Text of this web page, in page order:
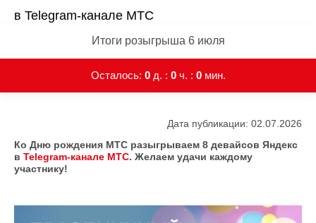
в Telegram-канале МТС
Итоги розыгрыша 6 июля
Осталось: 0д. : 0ч. : 0мин.
Дата публикации: 02.07.2026
Ко Дню рождения МТС разыгрываем 8 девайсов Яндекс
в Telegram-канале МТС. Желаем удачи каждому
участнику!